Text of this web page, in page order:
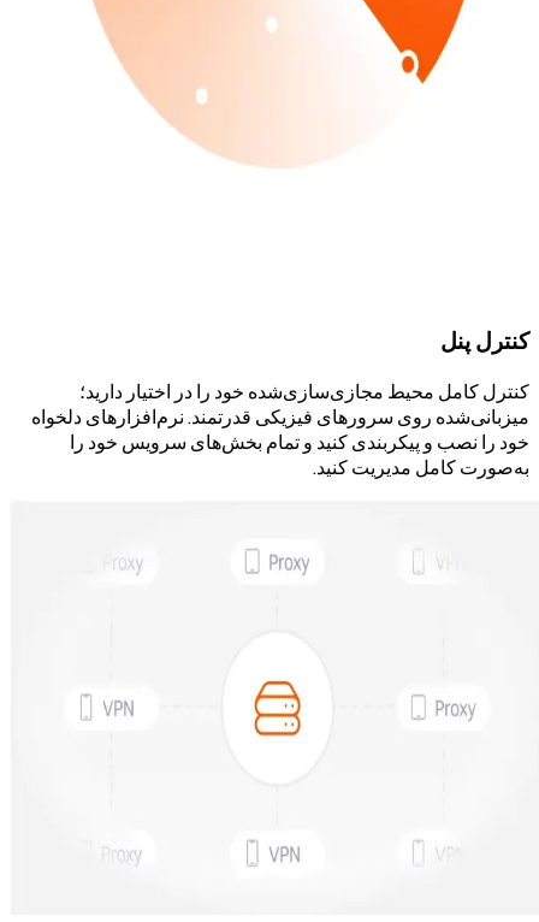
کنترل پنل
کنترل کامل محیط مجازی‌سازی‌شده خود را در اختیار دارید؛
میزبانی‌شده روی سرورهای فیزیکی قدرتمند. نرم‌افزارهای دلخواه
خود را نصب و پیکربندی کنید و تمام بخش‌های سرویس خود را
به‌صورت کامل مدیریت کنید.